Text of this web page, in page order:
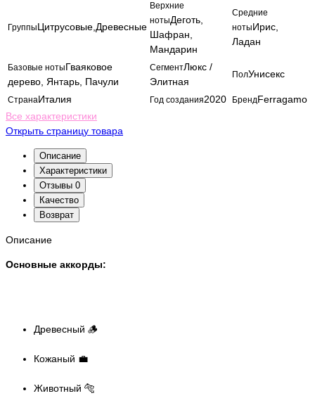
ГруппыЦитрусовые,Древесные
Верхние
нотыДеготь,
Шафран,
Мандарин
Средние
нотыИрис,
Ладан
Базовые нотыГваяковое
дерево, Янтарь, Пачули
СегментЛюкс /
Элитная
ПолУнисекс
СтранаИталия Год создания2020 БрендFerragamo
Все характеристики
Открыть страницу товара
Описание
Характеристики
Отзывы 0
Качество
Возврат
Описание
Основные аккорды:
Древесный 🪵
Кожаный 💼
Животный 🐅